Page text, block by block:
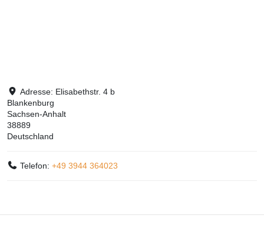
Adresse: Elisabethstr. 4 b
Blankenburg
Sachsen-Anhalt
38889
Deutschland
Telefon:+49 3944 364023